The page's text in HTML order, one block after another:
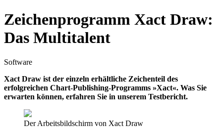
Zeichenprogramm Xact Draw:
Das Multitalent
Software
Xact Draw ist der einzeln erhältliche Zeichenteil des
erfolgreichen Chart-Publishing-Programms »Xact«. Was Sie
erwarten können, erfahren Sie in unserem Testbericht.
Der Arbeitsbildschirm von Xact Draw